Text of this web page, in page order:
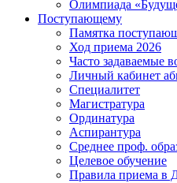
Олимпиада
Поступающему
Памятка
Ход приема 2026
Часто задаваемые
Личный кабинет
Специалитет
Магистратура
Ординатура
Аспирантура
Среднее проф.
Целевое обучение
Правила приема в